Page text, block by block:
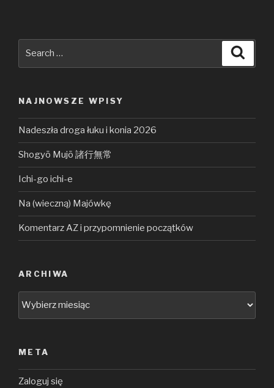
NAJNOWSZE WPISY
Nadeszła droga łuku i konia 2026
Shogyō Mujō 諸行無常
Ichi-go ichi-e
Na (wieczną) Majówkę
Komentarz AZ i przypomnienie początków
ARCHIWA
Archiwa
META
Zaloguj się